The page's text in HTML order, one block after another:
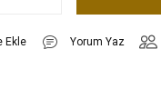
Yorum Yaz